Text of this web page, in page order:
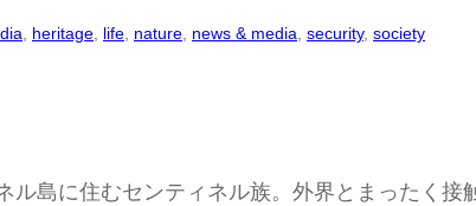
, heritage, life, nature, news & media, security, society
ル島に住むセンティネル族。外界とまったく